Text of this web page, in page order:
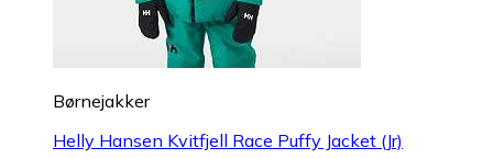
Børnejakker
Helly Hansen Kvitfjell Race Puffy Jacket (Jr)